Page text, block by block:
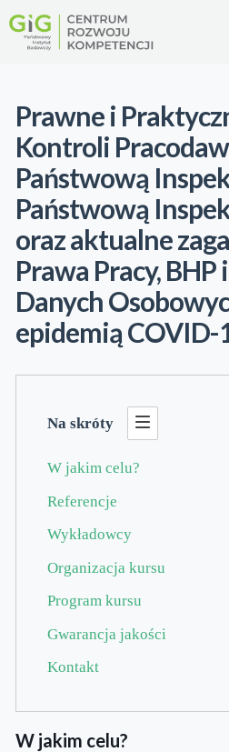
do
treści
Prawne i
Kontroli
Państwową
Państwową
oraz aktualne
Prawa Pracy,
Danych
epidemią COVID-
Na skróty
W jakim celu?
Referencje
Wykładowcy
Organizacja kursu
Program kursu
Gwarancja jakości
Kontakt
W jakim celu?